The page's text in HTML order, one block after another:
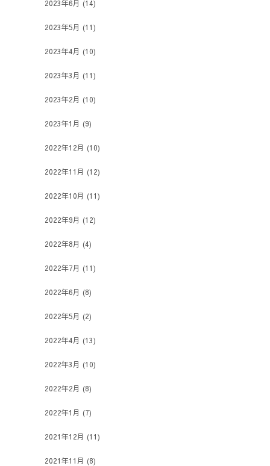
2023年6月 (14)
2023年5月 (11)
2023年4月 (10)
2023年3月 (11)
2023年2月 (10)
2023年1月 (9)
2022年12月 (10)
2022年11月 (12)
2022年10月 (11)
2022年9月 (12)
2022年8月 (4)
2022年7月 (11)
2022年6月 (8)
2022年5月 (2)
2022年4月 (13)
2022年3月 (10)
2022年2月 (8)
2022年1月 (7)
2021年12月 (11)
2021年11月 (8)